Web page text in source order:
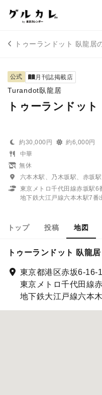
トゥーランドット 臥龍居
公式 月刊誌掲載店
Turandot臥龍居
トゥーランドット
約30,000円
約6,000円
中華
無休
六本木駅、乃木坂駅、赤坂駅
東京メトロ千代田線赤坂駅6
地下鉄大江戸線六本木駅7番
トップ 投稿 地図
トゥーランドット 臥龍居
東京都港区赤坂6-16-
東京メトロ千代田線
地下鉄大江戸線六本